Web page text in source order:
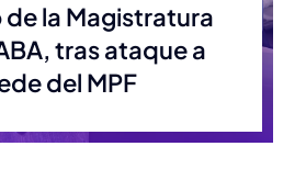
de la Magistratura
tras ataque a
del MPF